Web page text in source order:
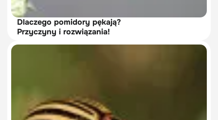
Dlaczego pomidory pękają?
Przyczyny i rozwiązania!